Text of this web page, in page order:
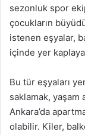
sezonluk spor
çocukların
istenen eşyalar,
içinde yer
Bu tür eşyaları
saklamak, yaşam
Ankara’da
olabilir. Kiler,